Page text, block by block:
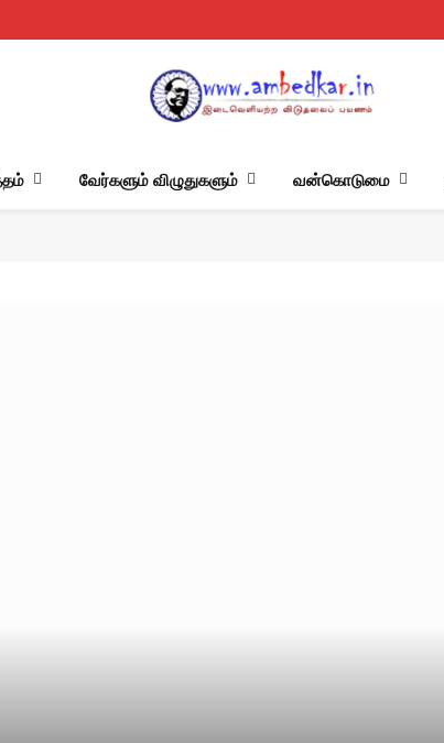
வேர்களும் விழுதுகளும் வன்கொடுமை